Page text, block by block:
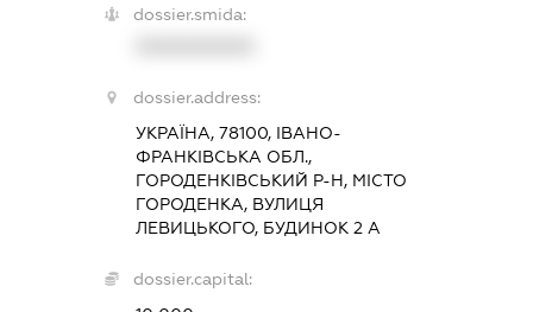
dossier.smida:
dossier.address:
УКРАЇНА, 78100, ІВАНО-
ФРАНКІВСЬКА ОБЛ.,
ГОРОДЕНКІВСЬКИЙ Р-Н, МІСТО
ГОРОДЕНКА, ВУЛИЦЯ
ЛЕВИЦЬКОГО, БУДИНОК 2 А
dossier.capital: